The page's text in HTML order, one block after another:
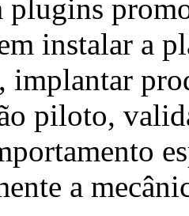
plugins
instalar a
implantar
piloto,
a